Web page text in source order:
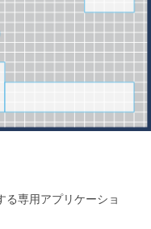
る専用アプリケーショ